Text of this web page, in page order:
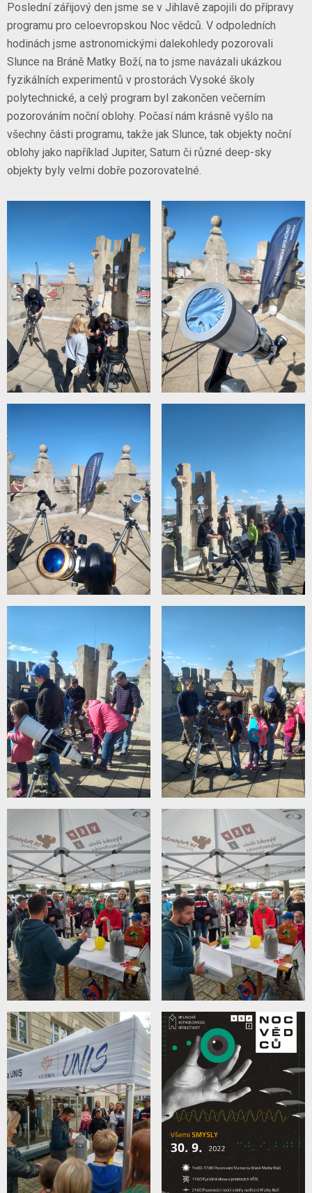
Poslední zářijový den jsme se v Jihlavě zapojili do přípravy
programu pro celoevropskou Noc vědců. V odpoledních
hodinách jsme astronomickými dalekohledy pozorovali
Slunce na Bráně Matky Boží, na to jsme navázali ukázkou
fyzikálních experimentů v prostorách Vysoké školy
polytechnické, a celý program byl zakončen večerním
pozorováním noční oblohy. Počasí nám krásně vyšlo na
všechny části programu, takže jak Slunce, tak objekty noční
oblohy jako například Jupiter, Saturn či různé deep-sky
objekty byly velmi dobře pozorovatelné.